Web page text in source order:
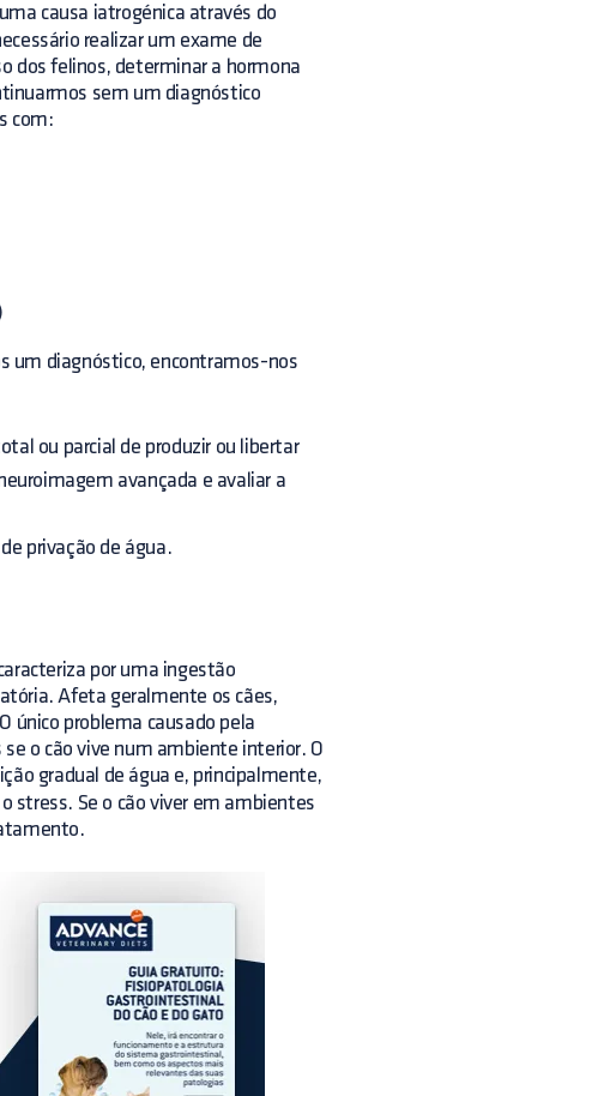
causa iatrogénica através do
realizar um exame de
dos felinos, determinar a hormona
sem um diagnóstico
com:
um diagnóstico, encontramos-nos
ou parcial de produzir ou libertar
avançada e avaliar a
privação de água.
por uma ingestão
Afeta geralmente os cães,
único problema causado pela
o cão vive num ambiente interior. O
gradual de água e, principalmente,
stress. Se o cão viver em ambientes